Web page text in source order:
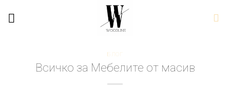
БЛОГ
Всичко за Мебелите от масив